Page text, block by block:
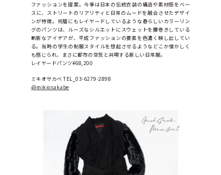
ファッションを提案。今季は日本の伝統衣装の構造や素材感をベー
スに、ストリートのリアリティと日常のムードを融合させたデザイ
ンが特徴。何層にもレイヤードしているような春らしいカラーリン
グのパンツは、ルーズなシルエットにスウェットを腰巻きしている
斬新なアイデアが、平成ファッションの要素を色濃く映し出してい
る。当時の学生の制服スタイルを想起させるようなどこか懐かしく
も感じられ、まさに都市の空気と共鳴する新しい日常服。
レイヤードパンツ¥68,200
ミキオサカベ TEL_03-6279-2898
@mikiosakabe